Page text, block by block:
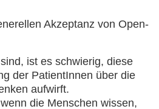
ist es schwierig, diese
der PatientInnen über die
aufwirft.
die Menschen wissen,